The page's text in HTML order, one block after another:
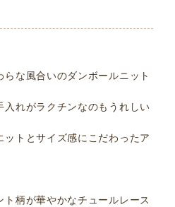
な風合いのダンボールニット
入れがラクチンなのもうれしい
トとサイズ感にこだわったア
柄が華やかなチュールレース